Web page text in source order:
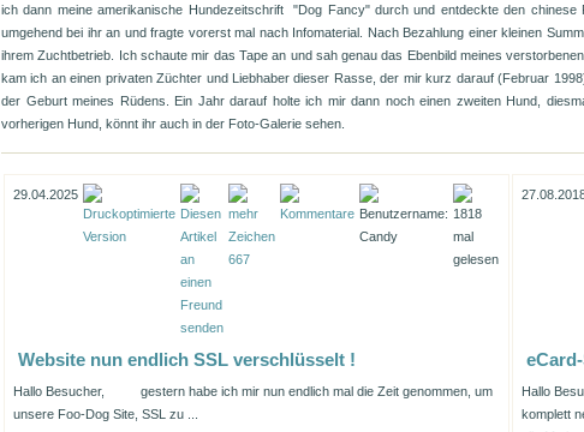
ich dann meine amerikanische Hundezeitschrift "Dog Fancy" durch und entdeckte den
umgehend bei ihr an und fragte vorerst mal nach Infomaterial. Nach Bezahlung einer kleinen
ihrem Zuchtbetrieb. Ich schaute mir das Tape an und sah genau das Ebenbild meines
kam ich an einen privaten Züchter und Liebhaber dieser Rasse, der mir kurz darauf (Februar
der Geburt meines Rüdens. Ein Jahr darauf holte ich mir dann noch einen zweiten Hund,
vorherigen Hund, könnt ihr auch in der Foto-Galerie sehen.
29.04.2025
Website nun endlich SSL verschlüsselt !
Hallo Besucher,
gestern habe ich mir nun endlich mal die Zeit genommen, um
unsere Foo-Dog Site, SSL zu ...
Hallo
komplett